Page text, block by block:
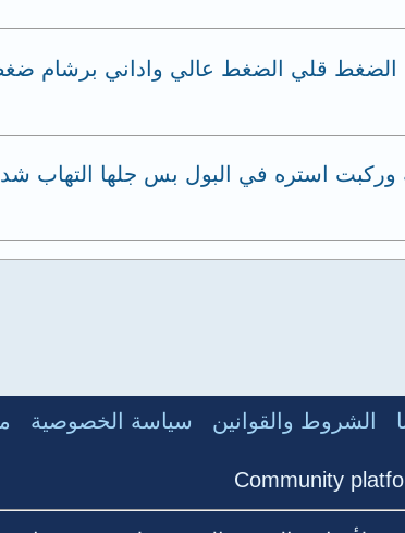
قلي الضغط عالي واداني برشام
والضغط وجتلها جلطة دماغية 3مرات ودي الرابعه وركبت استره في البول بس جلها
الشروط والقوانين سياسة الخصوصية
Community